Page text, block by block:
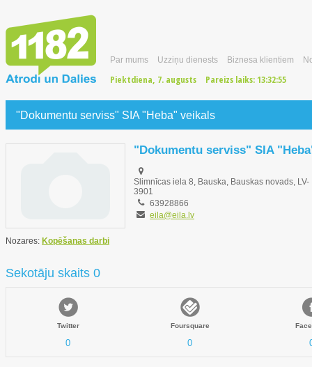
Par mums Uzziņu dienests Biznesa klientiem
Piektdiena, 7. augusts Pareizs laiks: 13:32:56
"Dokumentu serviss" SIA "Heba" veikals
"Dokumentu serviss" SIA
Slimnīcas iela 8, Bauska, Bauskas novads, LV-
3901
63928866
eila@eila.lv
Nozares: Kopēšanas darbi
Sekotāju skaits 0
Twitter
0
Foursquare
0